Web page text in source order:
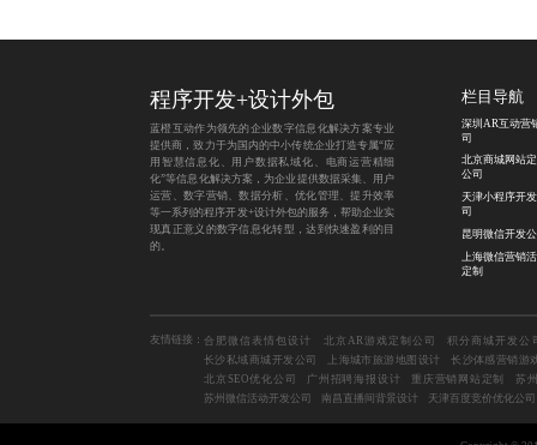
程序开发+设计外包
蓝橙互动作为领先的企业数字信息化解决方案专业
提供商，致力于为国内的中小传统企业打造专属“应
用智慧信息化、用户数据私域化、电商运营精细
化”等信息化解决方案，为企业提供数据采集、用户
运营、数字营销、数据分析、优化管理、提升效率
等一系列的程序开发+设计外包的服务，帮助企业实
现真正意义的数字信息化转型，达到快速盈利的目
的。
栏目导航
深圳AR互动营
司
北京商城网站
公司
天津小程序开
司
昆明微信开发
上海微信营销
定制
友情链接： 合肥微信表情包设计 北京AR游戏定制公司
积分商城开发公
长沙私域商城开发公司
上海城市旅游地图设计
长沙体感营销游
北京SEO优化公司
广州招聘海报设计 重庆营销网站定制
苏
苏州微信活动开发公司
南昌直播间背景设计 天津百度竞价优化公司